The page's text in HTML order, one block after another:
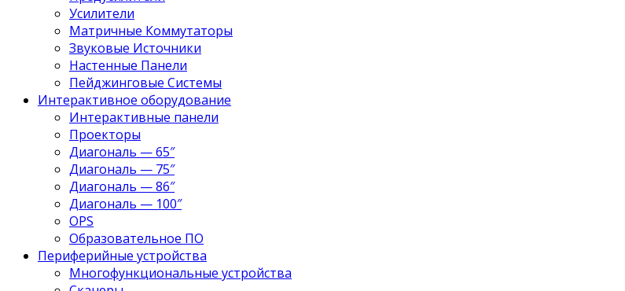
Усилители
Матричные Коммутаторы
Звуковые Источники
Настенные Панели
Пейджинговые Системы
Интерактивное оборудование
Интерактивные панели
Проекторы
Диагональ — 65″
Диагональ — 75″
Диагональ — 86″
Диагональ — 100″
OPS
Образовательное ПО
Периферийные устройства
Многофункциональные устройства